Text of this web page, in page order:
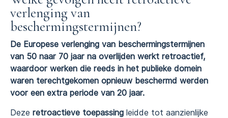
verlenging van
beschermingstermijnen?
De Europese verlenging van beschermingstermijnen
van 50 naar 70 jaar na overlijden werkt retroactief,
waardoor werken die reeds in het publieke domein
waren terechtgekomen opnieuw beschermd werden
voor een extra periode van 20 jaar.
Deze retroactieve toepassing leidde tot aanzienlijke